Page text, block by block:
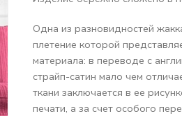
Одна из разновидностей
плетение которой
материала: в переводе с
страйп-сатин мало чем
ткани заключается в ее
печати, а за счет особого